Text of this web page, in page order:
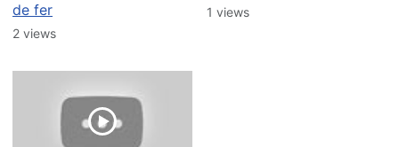
de fer
2 views
1 views